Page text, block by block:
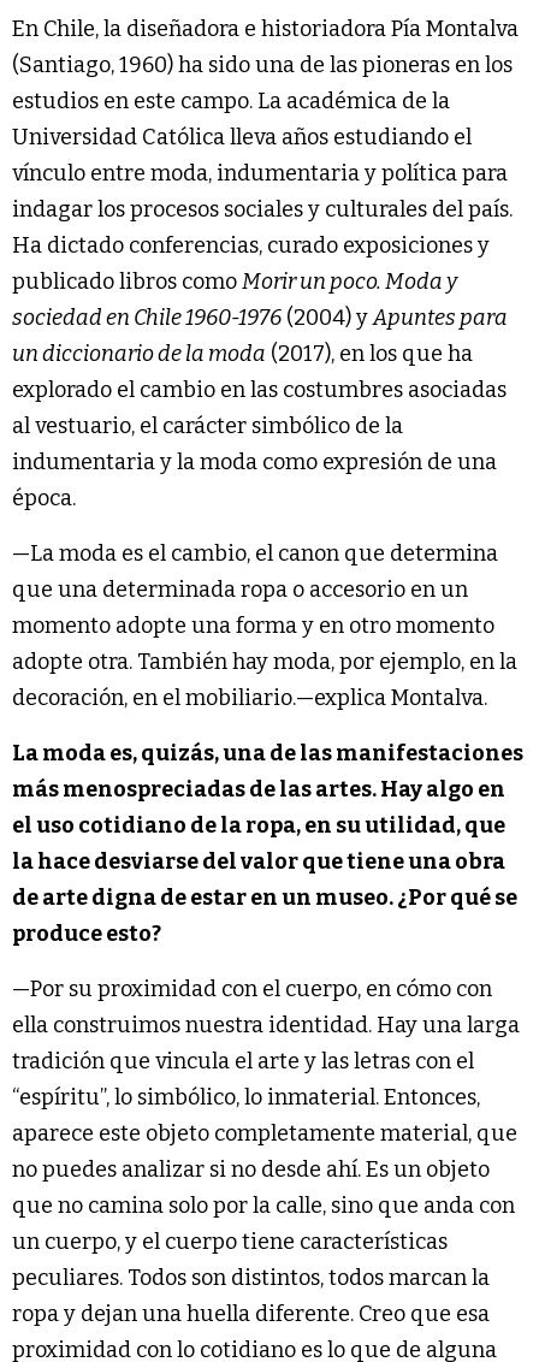
En Chile, la diseñadora e historiadora Pía Montalva
(Santiago, 1960) ha sido una de las pioneras en los
estudios en este campo. La académica de la
Universidad Católica lleva años estudiando el
vínculo entre moda, indumentaria y política para
indagar los procesos sociales y culturales del país.
Ha dictado conferencias, curado exposiciones y
publicado libros comoMorir un poco. Moda y
sociedad en Chile 1960-1976 (2004) yApuntes para
un diccionario de la moda (2017), en los que ha
explorado el cambio en las costumbres asociadas
al vestuario, el carácter simbólico de la
indumentaria y la moda como expresión de una
época.
—La moda es el cambio, el canon que determina
que una determinada ropa o accesorio en un
momento adopte una forma y en otro momento
adopte otra. También hay moda, por ejemplo, en la
decoración, en el mobiliario.—explica Montalva.
La moda es, quizás, una de las manifestaciones
más menospreciadas de las artes. Hay algo en
el uso cotidiano de la ropa, en su utilidad, que
la hace desviarse del valor que tiene una obra
de arte digna de estar en un museo. ¿Por qué se
produce esto?
—Por su proximidad con el cuerpo, en cómo con
ella construimos nuestra identidad. Hay una larga
tradición que vincula el arte y las letras con el
“espíritu”, lo simbólico, lo inmaterial. Entonces,
aparece este objeto completamente material, que
no puedes analizar si no desde ahí. Es un objeto
que no camina solo por la calle, sino que anda con
un cuerpo, y el cuerpo tiene características
peculiares. Todos son distintos, todos marcan la
ropa y dejan una huella diferente. Creo que esa
proximidad con lo cotidiano es lo que de alguna